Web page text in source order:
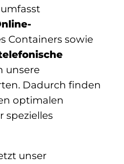
Containers sowie
unsere
Dadurch finden
optimalen
spezielles
unser